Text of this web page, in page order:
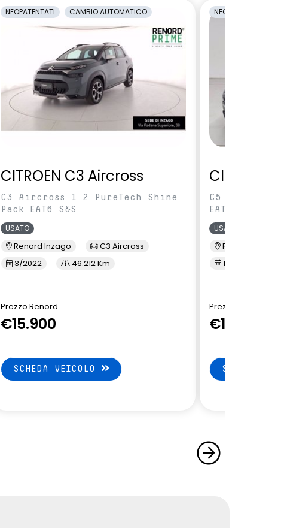
NEOPATENTATI CAMBIO AUTOMATICO
CITROEN C3 Aircross
C3 Aircross 1.2 PureTech Shine
Pack EAT6 S&S
USATO
Renord Inzago
C3 Aircross
3/2022
46.212 Km
Prezzo Renord
€15.900
SCHEDA VEICOLO
NEOPATENTATI
CITROEN
C5 Aircross
EAT8 S&S
USATO
Renord Monza
10/2023
Prezzo Renord
€17.490
SCHEDA